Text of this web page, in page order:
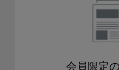
会員限定